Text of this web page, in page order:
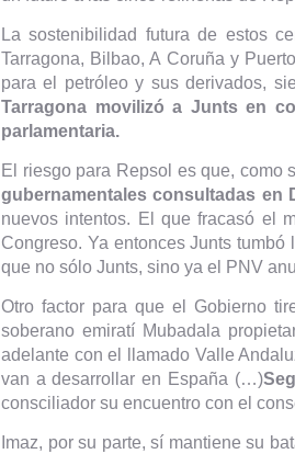
La sostenibilidad futura de estos
Tarragona, Bilbao, A Coruña y
para el petróleo y sus derivados,
Tarragona movilizó a Junts en
parlamentaria.
El riesgo para Repsol es que, como
gubernamentales consultadas en
nuevos intentos. El que fracasó el
Congreso. Ya entonces Junts
que no sólo Junts, sino ya el PNV
Otro factor para que el Gobierno
soberano emiratí Mubadala
adelante con el llamado Valle
van a desarrollar en España (…)
consciliador su encuentro con el
Imaz, por su parte, sí mantiene su